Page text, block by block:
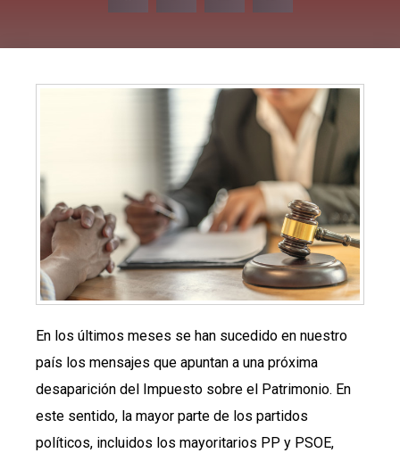
En los últimos meses se han sucedido en nuestro
país los mensajes que apuntan a una próxima
desaparición del Impuesto sobre el Patrimonio. En
este sentido, la mayor parte de los partidos
políticos, incluidos los mayoritarios PP y PSOE,